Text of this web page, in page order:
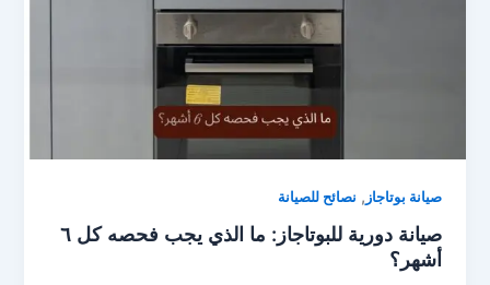
صيانة بوتاجاز , نصائح للصيانة
صيانة دورية للبوتاجاز: ما الذي يجب فحصه كل ٦
أشهر؟